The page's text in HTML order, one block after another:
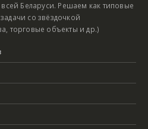
Беларуси. Решаем как типовые
со звёздочкой
торговые объекты и др.)